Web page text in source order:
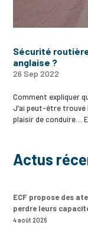
Sécurité
anglaise ?
26 Sep 2022
Comment expliquer
J’ai peut-être trouvé
plaisir de conduire…
Actus
ECF propose des
perdre leurs
4 août 2026